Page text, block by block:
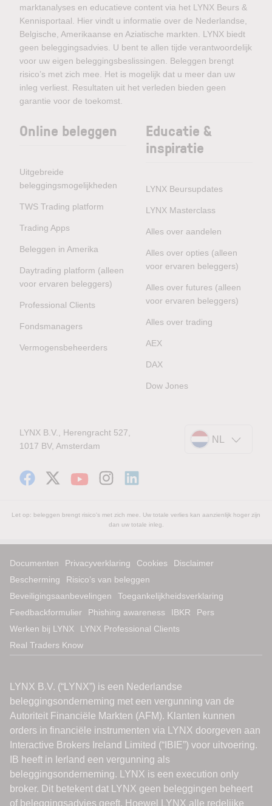
marktanalyses en educatieve content via het LYNX Beurs &
Kennisportaal. Hier vindt u informatie over de Nederlandse,
Belgische, Amerikaanse en Aziatische markten. LYNX biedt
geen beleggingsadvies. U bent te allen tijde verantwoordelijk
voor uw eigen beleggingsbeslissingen. Beleggen brengt
risico’s met zich mee. Het is mogelijk dat u meer dan uw
inleg verliest. Resultaten uit het verleden bieden geen
garantie voor de toekomst.
Online beleggen
Uitgebreide
beleggingsmogelijkheden
TWS Trading platform
Trading Apps
Beleggen in Amerika
Daytrading platform (alleen
voor ervaren beleggers)
Professional Clients
Fondsmanagers
Vermogensbeheerders
Educatie &
inspiratie
LYNX Beursupdates
LYNX Masterclass
Alles over aandelen
Alles over opties (alleen
voor ervaren beleggers)
Alles over futures (alleen
voor ervaren beleggers)
Alles over trading
AEX
DAX
Dow Jones
LYNX B.V., Herengracht 527,
1017 BV, Amsterdam
NL
Let op: beleggen brengt risico's met zich mee. Uw totale verlies kan aanzienlijk hoger zijn
dan uw totale inleg.
Documenten Privacyverklaring Cookies
Disclaimer
Bescherming
Risico’s van beleggen
Beveiligingsaanbevelingen
Toegankelijkheidsverklaring
Feedbackformulier
Phishing awareness IBKR
Pers
Werken bij LYNX
LYNX Professional Clients
Real Traders Know